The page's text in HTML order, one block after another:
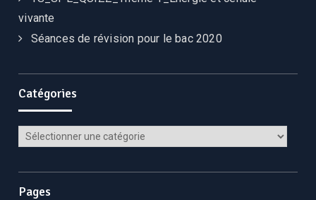
vivante
Séances de révision pour le bac 2020
Catégories
Pages